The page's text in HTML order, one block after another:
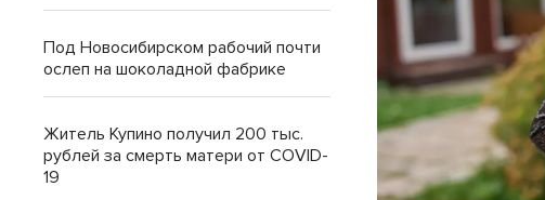
Под Новосибирском рабочий почти
ослеп на шоколадной фабрике
Житель Купино получил 200 тыс.
рублей за смерть матери от COVID-
19